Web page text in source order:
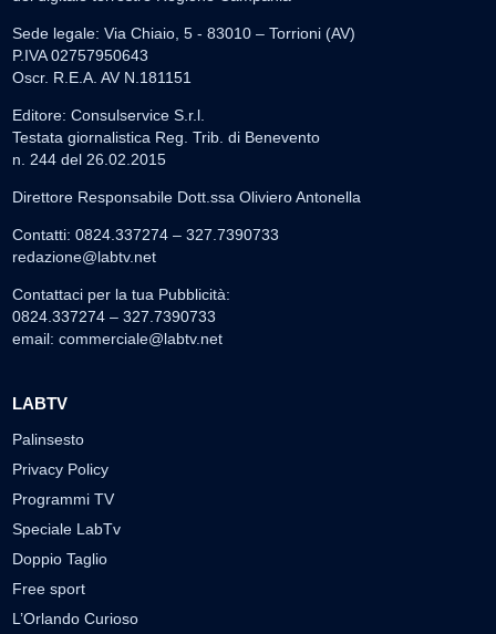
Sede legale: Via Chiaio, 5 - 83010 – Torrioni (AV)
P.IVA 02757950643
Oscr. R.E.A. AV N.181151
Editore: Consulservice S.r.l.
Testata giornalistica Reg. Trib. di Benevento
n. 244 del 26.02.2015
Direttore Responsabile Dott.ssa Oliviero Antonella
Contatti: 0824.337274 – 327.7390733
redazione@labtv.net
Contattaci per la tua Pubblicità:
0824.337274 – 327.7390733
email: commerciale@labtv.net
LABTV
Palinsesto
Privacy Policy
Programmi TV
Speciale LabTv
Doppio Taglio
Free sport
L’Orlando Curioso